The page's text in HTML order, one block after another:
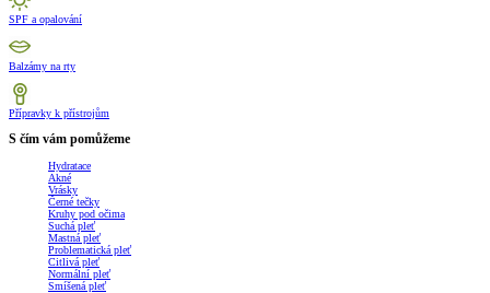
SPF a opalování
Balzámy na rty
Přípravky k přístrojům
S čím vám pomůžeme
Hydratace
Akné
Vrásky
Černé tečky
Kruhy pod očima
Suchá pleť
Mastná pleť
Problematická pleť
Citlivá pleť
Normální pleť
Smíšená pleť